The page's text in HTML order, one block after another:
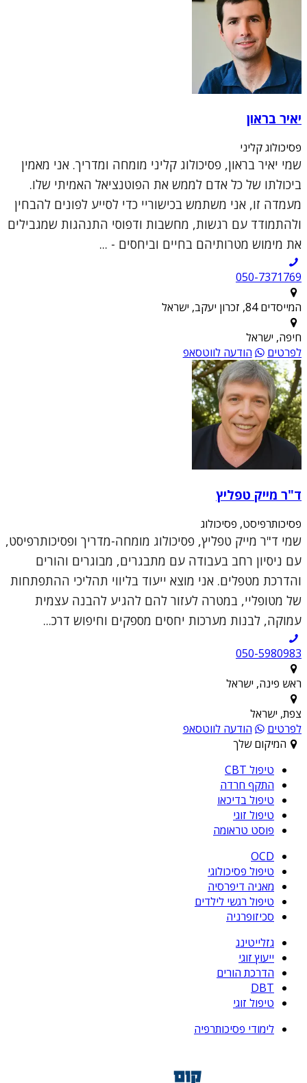
יאיר בראון
פסיכולוג קליני
שמי יאיר בראון, פסיכולוג קליני מומחה ומדריך. אני מאמין
ביכולתו של כל אדם לממש את הפוטנציאל האמיתי שלו.
מעמדה זו, אני משתמש בכישוריי כדי לסייע לפונים להבחין
ולהתמודד עם רגשות, מחשבות ודפוסי התנהגות שמגבילים
את מימוש מטרותיהם בחיים וביחסים - ...
050-7371769
המייסדים 84, זכרון יעקב, ישראל
חיפה, ישראל
לפרטים
הודעה לווטסאפ
ד"ר מייק טפליץ
פסיכותרפיסט, פסיכולוג
שמי ד"ר מייק טפליץ, פסיכולוג מומחה-מדריך ופסיכותרפיסט,
עם ניסיון רחב בעבודה עם מתבגרים, מבוגרים והורים
והדרכת מטפלים. אני מוצא ייעוד בליווי תהליכי ההתפתחות
של מטופליי, במטרה לעזור להם להגיע להבנה עצמית
עמוקה, לבנות מערכות יחסים מספקים וחיפוש דרכ...
050-5980983
ראש פינה, ישראל
צפת, ישראל
לפרטים
הודעה לווטסאפ
המיקום שלך
טיפול CBT
התקף חרדה
טיפול בדיכאו
טיפול זוגי
פוסט טראומה
OCD
טיפול פסיכולוגי
מאניה דיפרסיה
טיפול רגשי לילדים
סכיזופרניה
גזלייטינג
ייעוץ זוגי
הדרכת הורים
DBT
טיפול זוגי
לימודי פסיכותרפיה